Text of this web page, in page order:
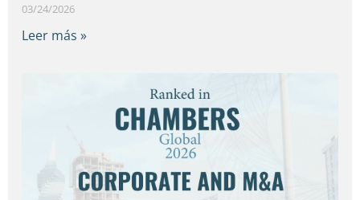
03/24/2026
Leer más »